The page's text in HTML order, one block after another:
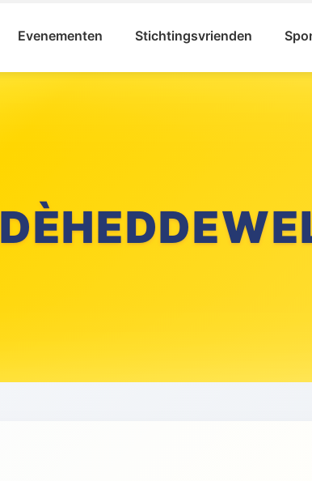
Evenementen Stichtingsvrienden